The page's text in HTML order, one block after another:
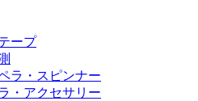
ープ
ラ・スピンナー
・アクセサリー